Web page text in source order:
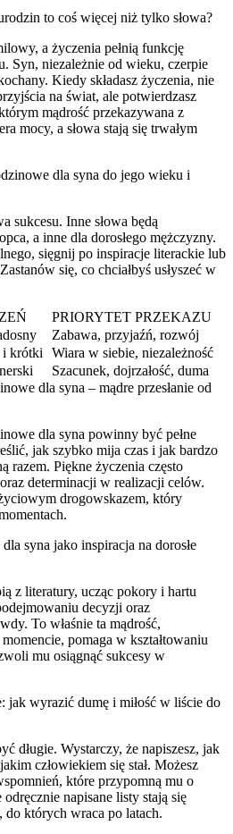
to coś więcej niż tylko słowa?
a życzenia pełnią funkcję
Syn, niezależnie od wieku, czerpie
Kiedy składasz życzenia, nie
na świat, ale potwierdzasz
mądrość przekazywana z
mocy, a słowa stają się trwałym
dla syna do jego wieku i
sukcesu. Inne słowa będą
a inne dla dorosłego mężczyzny.
sięgnij po inspiracje literackie lub
się, co chciałbyś usłyszeć w
PRIORYTET PRZEKAZU
Zabawa, przyjaźń, rozwój
i krótki
Wiara w siebie, niezależność
Szacunek, dojrzałość, duma
dla syna – mądre przesłanie od
dla syna powinny być pełne
jak szybko mija czas i jak bardzo
razem. Piękne życzenia często
determinacji w realizacji celów.
drogowskazem, który
syna jako inspiracja na dorosłe
z literatury, ucząc pokory i hartu
decyzji oraz
To właśnie ta mądrość,
pomaga w kształtowaniu
mu osiągnąć sukcesy w
jak wyrazić dumę i miłość w liście do
długie. Wystarczy, że napiszesz, jak
człowiekiem się stał. Możesz
które przypomną mu o
napisane listy stają się
do których wraca po latach.